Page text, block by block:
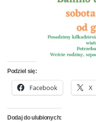
Podziel się:
Facebook X
Dodaj do ulubionych: